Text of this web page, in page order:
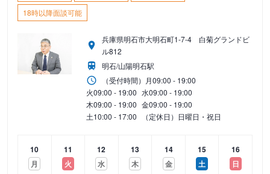
18時以降面談可能
兵庫県明石市大明石町1-7-4 白菊グランドビ
ル812
明石/山陽明石駅
（受付時間） 月09:00 - 19:00
火09:00 - 19:00 水09:00 - 19:00
木09:00 - 19:00 金09:00 - 19:00
土10:00 - 17:00 （定休日）日曜日・祝日
10
月
11
火
12
水
13
木
14
金
15
土
16
日